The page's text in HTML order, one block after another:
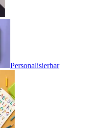
Personalisierbar